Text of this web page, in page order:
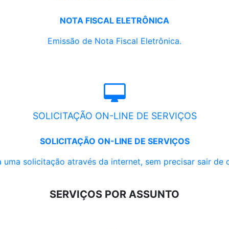
NOTA FISCAL ELETRÔNICA
Emissão de Nota Fiscal Eletrônica.
SOLICITAÇÃO ON-LINE DE SERVIÇOS
SOLICITAÇÃO ON-LINE DE SERVIÇOS
uma solicitação através da internet, sem precisar sair de
SERVIÇOS POR ASSUNTO